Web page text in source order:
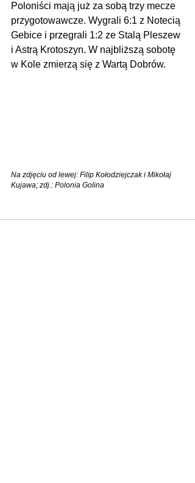
Poloniści mają już za sobą trzy mecze
przygotowawcze. Wygrali 6:1 z Notecią
Gebice i przegrali 1:2 ze Stalą Pleszew
i Astrą Krotoszyn. W najbliższą sobotę
w Kole zmierzą się z Wartą Dobrów.
Na zdjęciu od lewej: Filip Kołodziejczak i Mikołaj
Kujawa; zdj.: Polonia Golina